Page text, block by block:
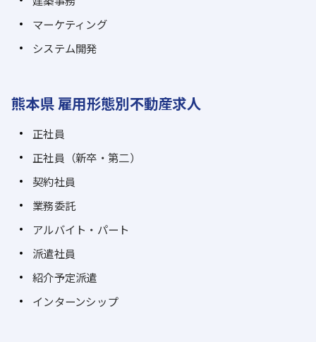
マーケティング
システム開発
熊本県 雇用形態別不動産求人
正社員
正社員（新卒・第二）
契約社員
業務委託
アルバイト・パート
派遣社員
紹介予定派遣
インターンシップ